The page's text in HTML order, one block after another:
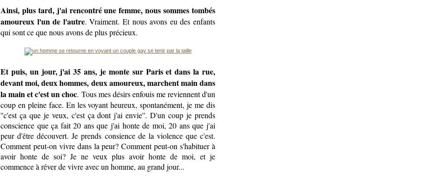
Ainsi, plus tard, j'ai rencontré une femme, nous sommes tombés
amoureux l'un de l'autre. Vraiment. Et nous avons eu des enfants
qui sont ce que nous avons de plus précieux.
Et puis, un jour, j'ai 35 ans, je monte sur Paris et dans la rue,
devant moi, deux hommes, deux amoureux, marchent main dans
la main et c'est un choc. Tous mes désirs enfouis me reviennent d'un
coup en pleine face. En les voyant heureux, spontanément, je me dis
''c'est ça que je veux, c'est ça dont j'ai envie''. D'un coup je prends
conscience que ça fait 20 ans que j'ai honte de moi, 20 ans que j'ai
peur d'être découvert. Je prends consience de la violence que c'est.
Comment peut-on vivre dans la peur? Comment peut-on s'habituer à
avoir honte de soi? Je ne veux plus avoir honte de moi, et je
commence à rêver de vivre avec un homme, au grand jour...